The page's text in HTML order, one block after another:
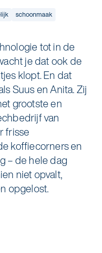
met one go
in 2030 met
schoonmaak
tot in de
je dat ook de
klopt. En dat
Suus en Anita. Zij
grootste en
van
frisse
koffiecorners en
– de hele dag
niet opvalt,
opgelost.